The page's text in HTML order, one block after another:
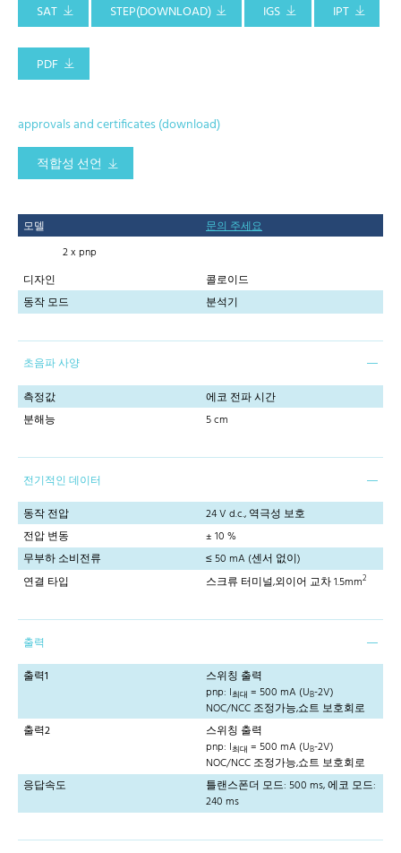
SAT
STEP(DOWNLOAD) IGS IPT
PDF
approvals and certificates (download)
적합성 선언
모델
문의 주세요
2 x pnp
디자인
콜로이드
동작 모드
분석기
초음파 사양
측정값
에코 전파 시간
분해능
5 cm
전기적인 데이터
동작 전압
24 V d.c., 역극성 보호
전압 변동
± 10 %
무부하 소비전류
≤ 50 mA (센서 없이)
연결 타입
스크류 터미널,외이어 교차 1.5mm2
출력
출력1
스위칭 출력
pnp: I최대 = 500 mA (UB-2V)
NOC/NCC 조정가능,쇼트 보호회로
출력2
스위칭 출력
pnp: I최대 = 500 mA (UB-2V)
NOC/NCC 조정가능,쇼트 보호회로
응답속도
틀랜스폰더 모드: 500 ms, 에코 모드:
240 ms